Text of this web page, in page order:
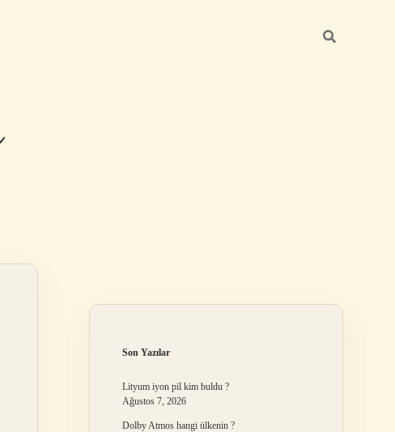
Son Yazılar
Lityum iyon pil kim buldu ?
Ağustos 7, 2026
Dolby Atmos hangi ülkenin ?